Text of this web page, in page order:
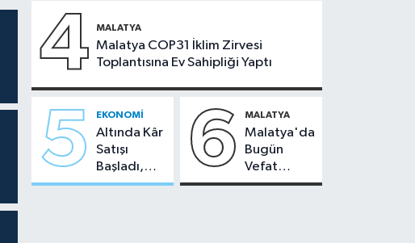
Bugün
Çekiliyor
2026
4 MALATYA
Malatya COP31 İklim Zirvesi
Toplantısına Ev Sahipliği Yaptı
5 EKONOMI
Altında Kâr
Satışı
Başladı,
Malatya'da
6 MALATYA
Malatya'da
Bugün
Vefat
Edenler -